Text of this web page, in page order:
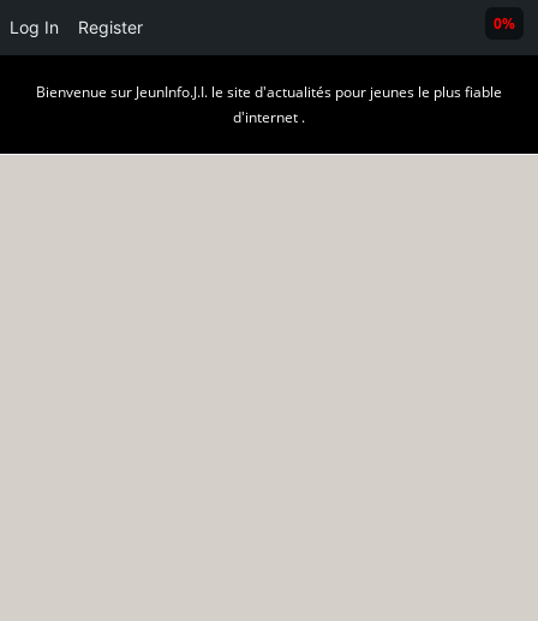
Log In Register
Bienvenue sur JeunInfo.J.I. le site d'actualités pour jeunes le plus fiable
d'internet .
0%